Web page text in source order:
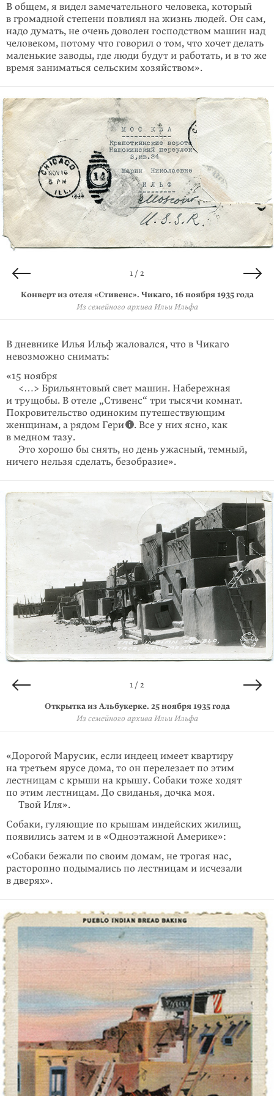
В общем, я видел замечательного человека, который
в громадной степени повлиял на жизнь людей. Он сам,
надо думать, не очень доволен господством машин над
человеком, потому что говорил о том, что хочет делать
маленькие заводы, где люди будут и работать, и в то же
время заниматься сельским хозяйством».
1 / 2
Конверт из отеля «Стивенс». Чикаго, 16 ноября 1935 года
Из семейного архива Ильи Ильфа
2 / 2
Письмо из отеля «Стивенс». Чикаго, 16 ноября 1935 года
Из семейного архива Ильи Ильфа
В дневнике Илья Ильф жаловался, что в Чикаго
невозможно снимать:
«15 ноября
<…> Брильянтовый свет машин. Набережная
и трущобы. В отеле „Стивенс“ три тысячи комнат.
Покровительство одиноким путе­ше­ствующим
женщинам, а рядом Гери
. Все у них ясно, как
в медном тазу.
Это хорошо бы снять, но день ужасный, темный,
ничего нельзя сделать, безобразие».
1 / 2
Открытка из Альбукерке. 25 ноября 1935 года
Из семейного архива Ильи Ильфа
2 / 2
Открытка из Альбукерке. 25 ноября 1935 года
Из семейного архива Ильи Ильфа
«Дорогой Марусик, если индеец имеет квартиру
на третьем ярусе дома, то он перелезает по этим
лестницам с крыши на крышу. Собаки тоже ходят
по этим лестницам. До свиданья, дочка моя.
Твой Иля».
Собаки, гуляющие по крышам индейских жилищ,
появились затем и в «Одно­этажной Америке»:
«Собаки бежали по своим домам, не трогая нас,
расторопно подымались по лестницам и исчезали
в дверях».